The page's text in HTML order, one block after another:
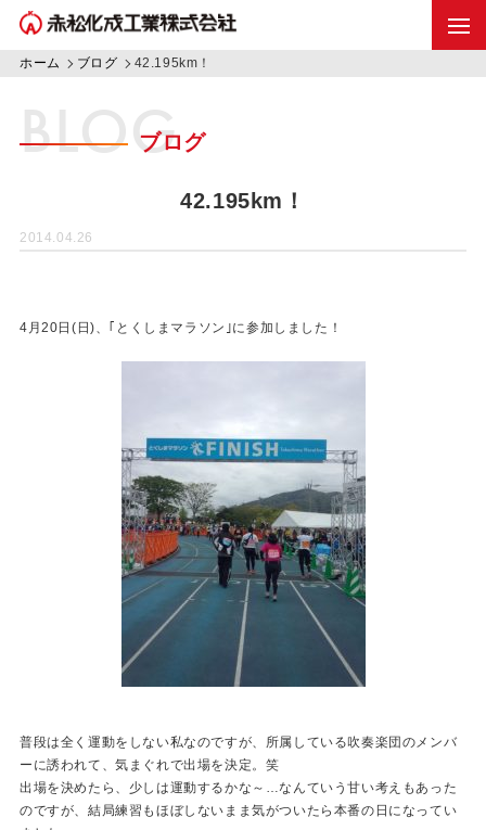
ホーム ブログ 42.195km！
BLOG
ブログ
42.195km！
2014.04.26
4月20日(日)、｢とくしまマラソン｣に参加しました！
普段は全く運動をしない私なのですが、所属している吹奏楽団のメンバ
ーに誘われて、気まぐれで出場を決定。笑
出場を決めたら、少しは運動するかな～…なんていう甘い考えもあった
のですが、結局練習もほぼしないまま気がついたら本番の日になってい